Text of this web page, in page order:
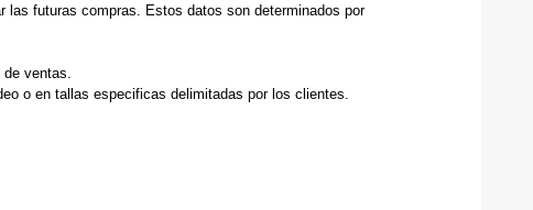
las futuras compras. Estos datos son determinados por
ventas.
o en tallas especificas delimitadas por los clientes.